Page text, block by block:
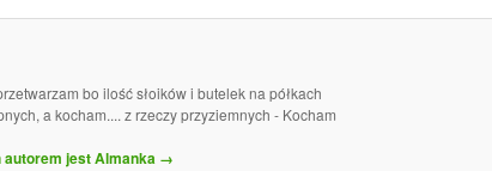
bo ilość słoików i butelek na półkach
a kocham.... z rzeczy przyziemnych - Kocham
jest Almanka →